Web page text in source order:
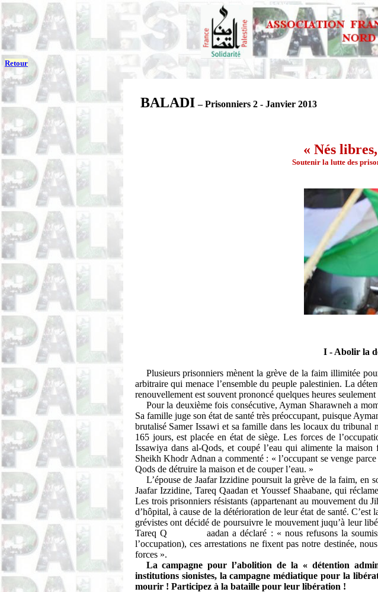
Retour
BALADI – Prisonniers 2 - Janvier 2013
« Nés
Soutenir la lutte des
I - Abolir la
Plusieurs prisonniers mènent la grève de la faim illimitée
arbitraire qui menace l’ensemble du peuple palestinien. La
renouvellement est souvent prononcé quelques heures
Pour la deuxième fois consécutive, Ayman Sharawneh a
Sa famille juge son état de santé très préoccupant, puisque
brutalisé SamerIssawi et sa famille dans les locaux du
165 jours, est placée en état de siège. Les forces de
Issawiya dans al-Qods, et coupé l’eau qui alimente la
SheikhKhodrAdnan a commenté : « l’occupant se venge
Qodsde détruire la maison et de couper l’eau. »
L’épouse de Jaafar Izzidine poursuit la grève de la faim, en
Jaafar Izzidine,Tareq Qaadan et Youssef Shaabane, qui
Les trois prisonniers résistants (appartenant au mouvement du
d’hôpital, à cause de la détérioration de leur état de santé.
grévistes ont décidé de poursuivre le mouvementjuqu’à leur
Tareq Q aadan a déclaré : « nous refusons la
l’occupation), ces arrestations ne fixent pas notre destinée,
forces ».
La campagne pour l’abolition de la « détention
institutions sionistes, la campagne médiatique pour la
mourir ! Participez à la bataille pour leur libération !